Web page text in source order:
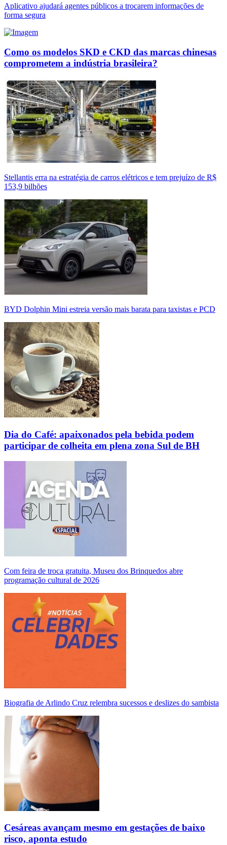
Aplicativo ajudará agentes públicos a trocarem informações de
forma segura
Como os modelos SKD e CKD das marcas chinesas
comprometem a indústria brasileira?
Stellantis erra na estratégia de carros elétricos e tem prejuízo de R$
153,9 bilhões
BYD Dolphin Mini estreia versão mais barata para taxistas e PCD
Dia do Café: apaixonados pela bebida podem
participar de colheita em plena zona Sul de BH
Com feira de troca gratuita, Museu dos Brinquedos abre
programação cultural de 2026
Biografia de Arlindo Cruz relembra sucessos e deslizes do sambista
Cesáreas avançam mesmo em gestações de baixo
risco, aponta estudo